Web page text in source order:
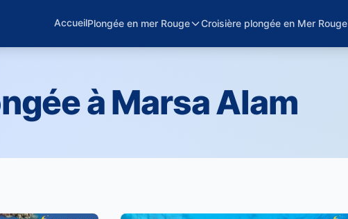
AccueilPlongée en mer Rouge Croisière plongée en Mer Rouge
à Marsa Alam